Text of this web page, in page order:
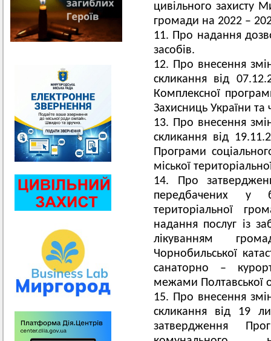
цивільного захисту
громади на 2022 –
Про надання
засобів.
Про внесення
скликання від
Комплексної
Захисниць України та
Про внесення
скликання від
Програми
міської
Про
передбачених у
територіальної
надання послуг із
лікуванням
Чорнобильської
санаторно –
межами Полтавської
Про внесення
скликання від 19
затвердження